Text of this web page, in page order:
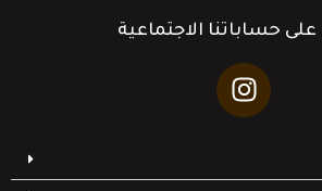
على حساباتنا الاجتماعية